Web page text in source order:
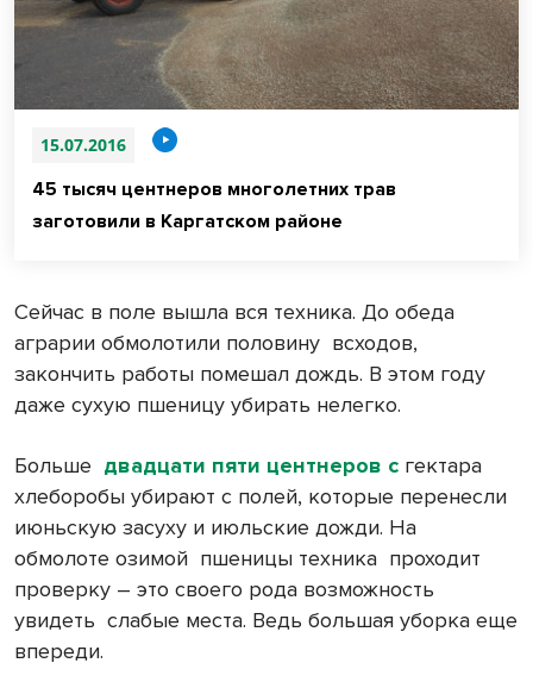
15.07.2016
45 тысяч центнеров многолетних трав
заготовили в Каргатском районе
Сейчас в поле вышла вся техника. До обеда
аграрии обмолотили половину всходов,
закончить работы помешал дождь. В этом году
даже сухую пшеницу убирать нелегко.
Больше двадцати пяти центнеров с гектара
хлеборобы убирают с полей, которые перенесли
июньскую засуху и июльские дожди. На
обмолоте озимой пшеницы техника проходит
проверку – это своего рода возможность
увидеть слабые места. Ведь большая уборка еще
впереди.